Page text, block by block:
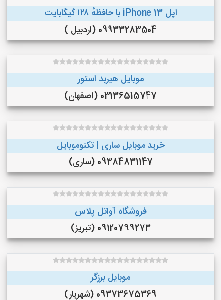
اپل iPhone 13 با حافظهٔ ۱۲۸ گیگابایت
09933283504 (اردبیل )
موبایل هیربد استور
03136515747 (اصفهان)
خرید موبایل ساری | تکنوموبایل
09384831147 (ساری)
فروشگاه آواتل پلاس
09120799273 (تبریز)
موبایل برزگر
09373675369 (شهریار)